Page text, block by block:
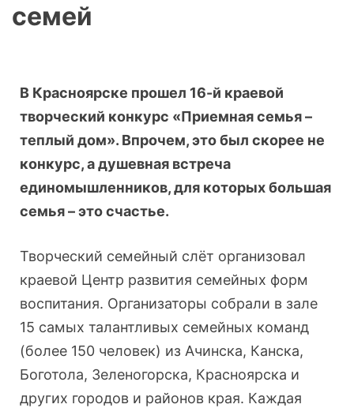
семей
В Красноярске прошел 16-й краевой
творческий конкурс «Приемная семья –
теплый дом». Впрочем, это был скорее не
конкурс, а душевная встреча
единомышленников, для которых большая
семья – это счастье.
Творческий семейный слёт организовал
краевой Центр развития семейных форм
воспитания. Организаторы собрали в зале
15 самых талантливых семейных команд
(более 150 человек) из Ачинска, Канска,
Боготола, Зеленогорска, Красноярска и
других городов и районов края. Каждая